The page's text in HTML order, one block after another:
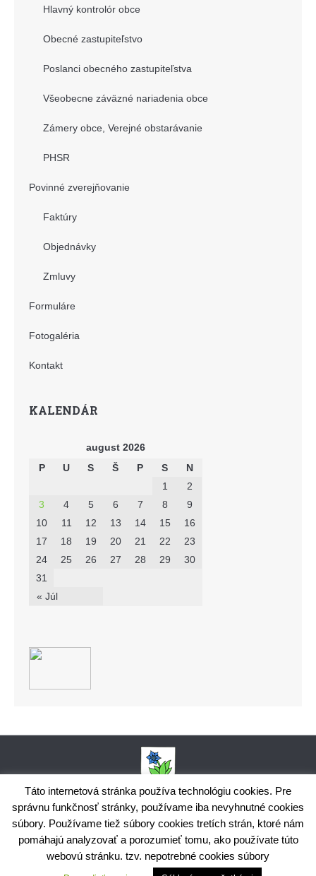
Hlavný kontrolór obce
Obecné zastupiteľstvo
Poslanci obecného zastupiteľstva
Všeobecne záväzné nariadenia obce
Zámery obce, Verejné obstarávanie
PHSR
Povinné zverejňovanie
Faktúry
Objednávky
Zmluvy
Formuláre
Fotogaléria
Kontakt
KALENDÁR
august 2026
P
U S Š P S N
« Júl
1
2
3
4 5 6 7 8
9
10
11 12 13 14 15
16
17
18 19 20 21 22
23
24
25 26 27 28 29
30
31
Obecný úrad Bodiná, č. 102, 018 15 Prečín,
+421424398035,www.bodina.eu
IČO: 00 692 522, Prima banka Slovensko, a.s., IBAN: SK25 5600 0000
0029 9178 8001
Ochrana osobných údajov
Táto internetová stránka používa technológiu cookies. Pre
správnu funkčnosť stránky, používame iba nevyhnutné cookies
súbory. Používame tiež súbory cookies tretích strán, ktoré nám
pomáhajú analyzovať a porozumieť tomu, ako používate túto
webovú stránku. tzv. nepotrebné cookies súbory